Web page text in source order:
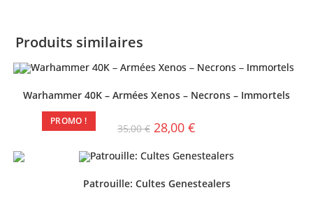
Produits similaires
PROMO !
Warhammer 40K – Armées Xenos – Necrons – Immortels
35,00€ 28,00 €
Patrouille: Cultes Genestealers